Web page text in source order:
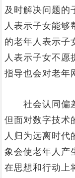
及时解决问题的
人表示子女能够
的老年人表示子
人表示子女不愿
指导也会对老年
社会认同偏差
但面对数字技术
人归为远离时代
象会使老年人产
在思想和行动上